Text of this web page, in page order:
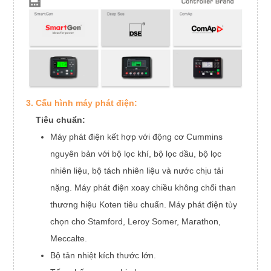
Máy
Thương hiệu máy
phát điện
Koten/
Thương hiệu bộ điều
Kích thước và
3. Cấu hình máy phát điện:
Tiêu chuẩn:
Máy phát điện kết hợp với động cơ Cummins
nguyên bản với bộ lọc khí, bộ lọc dầu, bộ lọc
nhiên liệu, bộ tách nhiên liệu và nước chịu tải
nặng. Máy phát điện xoay chiều không chổi than
thương hiệu Koten tiêu chuẩn. Máy phát điện tùy
chọn cho Stamford, Leroy Somer, Marathon,
Meccalte.
Bộ tản nhiệt kích thước lớn.